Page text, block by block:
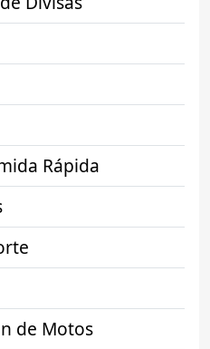
Rápida
de Motos